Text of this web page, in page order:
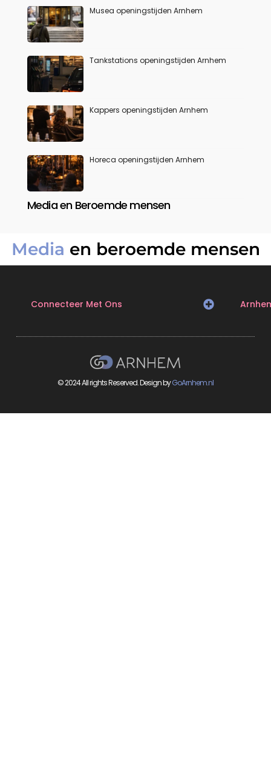
Musea openingstijden Arnhem
Tankstations openingstijden Arnhem
Kappers openingstijden Arnhem
Horeca openingstijden Arnhem
Media en Beroemde mensen
Media en beroemde mensen
Connecteer Met Ons
© 2024 All rights Reserved. Design byGoArnhem.nl